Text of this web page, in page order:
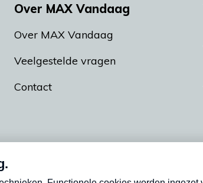
Over MAX Vandaag
Over MAX Vandaag
Veelgestelde vragen
Contact